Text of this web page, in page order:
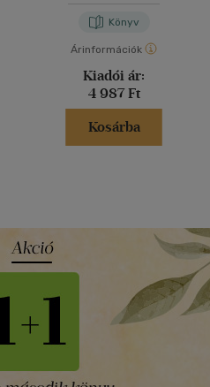
Könyv
Árinformációk
Kiadói ár:
4 987 Ft
Kosárba